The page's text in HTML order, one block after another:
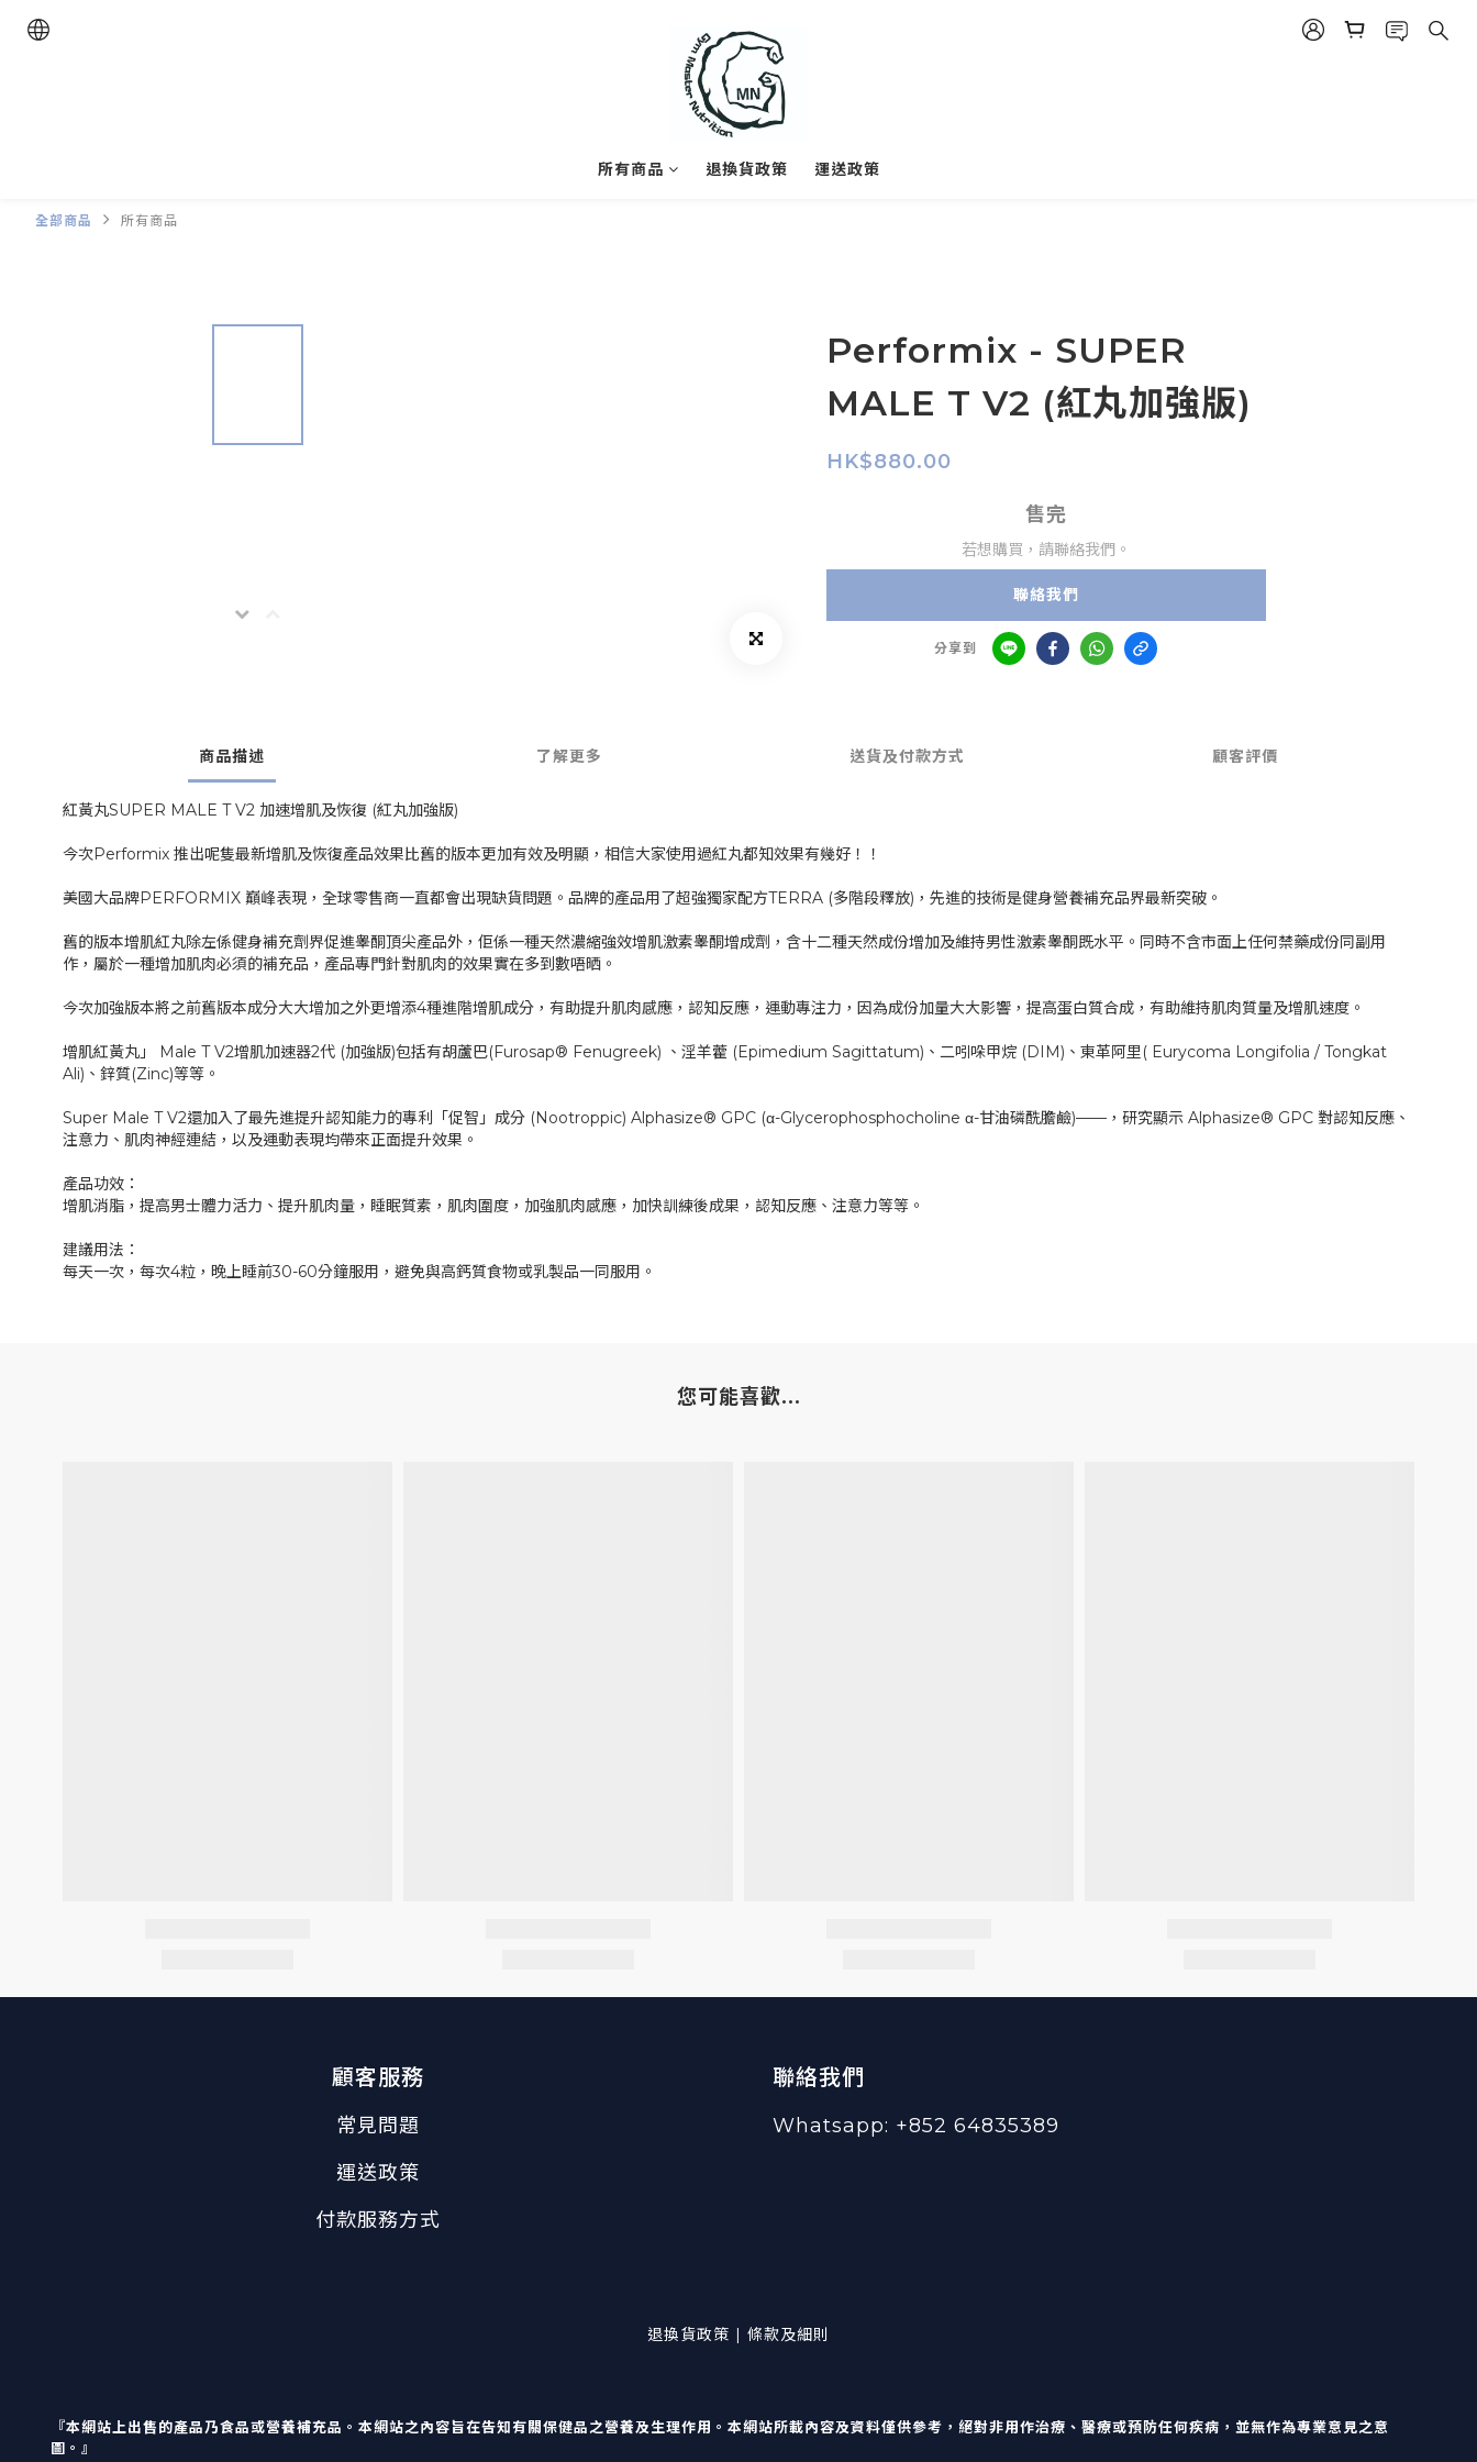
所有商品 退換貨政策 運送政策
全部商品 所有商品
Performix - SUPER
MALE T V2 (紅丸加強版)
HK$880.00
售完
若想購買，請聯絡我們。
聯絡我們
分享到
商品描述 了解更多 送貨及付款方式 顧客評價
紅黃丸SUPER MALE T V2 加速增肌及恢復 (紅丸加強版)
今次Performix 推出呢隻最新增肌及恢復產品效果比舊的版本更加有效及明顯，相信大家使用過紅丸都知效果有幾好！！
美國大品牌PERFORMIX 巔峰表現，全球零售商一直都會出現缺貨問題。品牌的產品用了超強獨家配方TERRA (多階段釋放)，先進的技術是健身營養補充品界最新突破。
舊的版本增肌紅丸除左係健身補充劑界促進睾酮頂尖產品外，佢係一種天然濃縮強效增肌激素睾酮增成劑，含十二種天然成份增加及維持男性激素睾酮既水平。同時不含市面上任何禁藥成份同副用
作，屬於一種增加肌肉必須的補充品，產品專門針對肌肉的效果實在多到數唔晒。
今次加強版本將之前舊版本成分大大增加之外更增添4種進階增肌成分，有助提升肌肉感應，認知反應，運動專注力，因為成份加量大大影響，提高蛋白質合成，有助維持肌肉質量及增肌速度。
增肌紅黃丸」 Male T V2增肌加速器2代 (加強版)包括有胡蘆巴(Furosap® Fenugreek) 、淫羊藿 (Epimedium Sagittatum)、二吲哚甲烷 (DIM)、東革阿里( Eurycoma Longifolia / Tongkat
Ali)、鋅質(Zinc)等等。
Super Male T V2還加入了最先進提升認知能力的專利「促智」成分 (Nootroppic) Alphasize® GPC (α-Glycerophosphocholine α-甘油磷酰膽鹼)——，研究顯示 Alphasize® GPC 對認知反應、
注意力、肌肉神經連結，以及運動表現均帶來正面提升效果。
產品功效：
增肌消脂，提高男士體力活力、提升肌肉量，睡眠質素，肌肉圍度，加強肌肉感應，加快訓練後成果，認知反應、注意力等等。
建議用法：
每天一次，每次4粒，晚上睡前30-60分鐘服用，避免與高鈣質食物或乳製品一同服用。
您可能喜歡...
顧客服務
常見問題
運送政策
付款服務方式
聯絡我們
Whatsapp: +852 64835389
退換貨政策 | 條款及細則
『本網站上出售的產品乃食品或營養補充品。本網站之內容旨在告知有關保健品之營養及生理作用。本網站所載內容及資料僅供參考，絕對非用作治療、醫療或預防任何疾病，並無作為專業意見之意
圖。』